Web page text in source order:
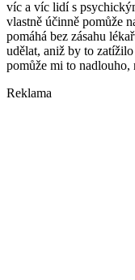
víc a víc lidí s
vlastně účinně pomůže
pomáhá bez zásahu
udělat, aniž by to
pomůže mi to nadlouho,
Reklama